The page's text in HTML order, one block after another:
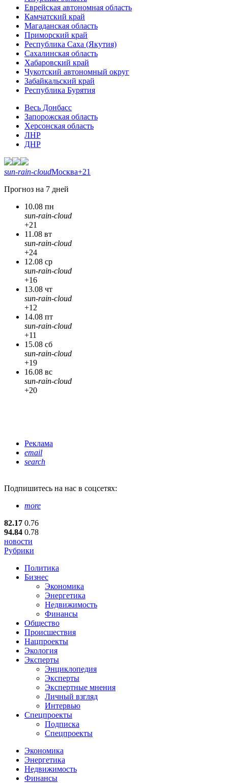
Еврейская автономная область
Камчатский край
Магаданская область
Приморский край
Республика Саха (Якутия)
Сахалинская область
Хабаровский край
Чукотский автономный округ
Забайкальский край
Республика Бурятия
Весь Донбасс
Запорожская область
Херсонская область
ЛНР
ДНР
sun-rain-cloudМосква+21
Прогноз на 7 дней
10.08 пн
sun-rain-cloud
+21
11.08 вт
sun-rain-cloud
+24
12.08 ср
sun-rain-cloud
+16
13.08 чт
sun-rain-cloud
+12
14.08 пт
sun-rain-cloud
+11
15.08 сб
sun-rain-cloud
+19
16.08 вс
sun-rain-cloud
+20
Реклама
email
search
Подпишитесь на нас в соцсетях:
more
82.17 0.76
94.84 0.78
новости
Рубрики
Политика
Бизнес
Экономика
Энергетика
Недвижимость
Финансы
Общество
Происшествия
Нацпроекты
Экология
Эксперты
Энциклопедия
Эксперты
Экспертные мнения
Личный взгляд
Интервью
Спецпроекты
Подписка
Спецпроекты
Экономика
Энергетика
Недвижимость
Финансы